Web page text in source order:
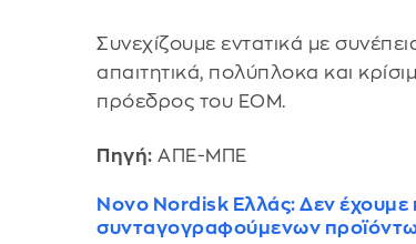
Συνεχίζουμε εντατικά με
απαιτητικά, πολύπλοκα και
πρόεδρος του ΕΟΜ.
Πηγή: ΑΠΕ-ΜΠΕ
Novo Nordisk Ελλάς: Δεν
συνταγογραφούμενων